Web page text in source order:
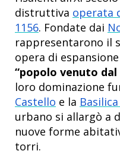
distruttiva operata
1156. Fondate dai
rappresentarono il
opera di
“popolo venuto dal
loro dominazione
Castello e la
urbano si allargò a
nuove forme
torri.